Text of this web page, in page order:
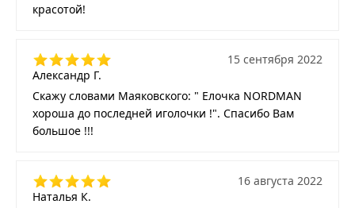
красотой!
Александр Г.
15 сентября 2022
Скажу словами Маяковского: " Елочка NORDMAN
хороша до последней иголочки !". Спасибо Вам
большое !!!
Наталья К.
16 августа 2022